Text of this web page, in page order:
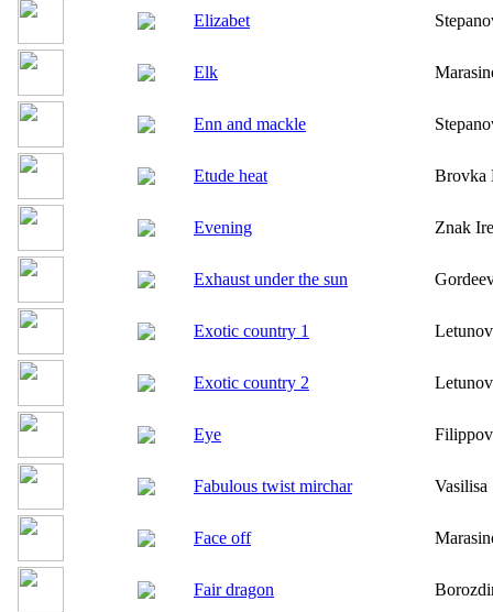
Elizabet
Elk
Enn and mackle
Etude heat Brovka
Evening Znak
Exhaust under the sun
Exotic country 1
Exotic country 2
Eye
Fabulous twist mirchar Vasilisa
Face off
Fair dragon